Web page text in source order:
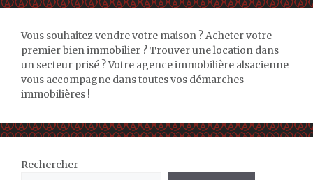
Vous souhaitez vendre votre maison ? Acheter votre
premier bien immobilier ? Trouver une location dans
un secteur prisé ? Votre agence immobilière alsacienne
vous accompagne dans toutes vos démarches
immobilières !
Rechercher